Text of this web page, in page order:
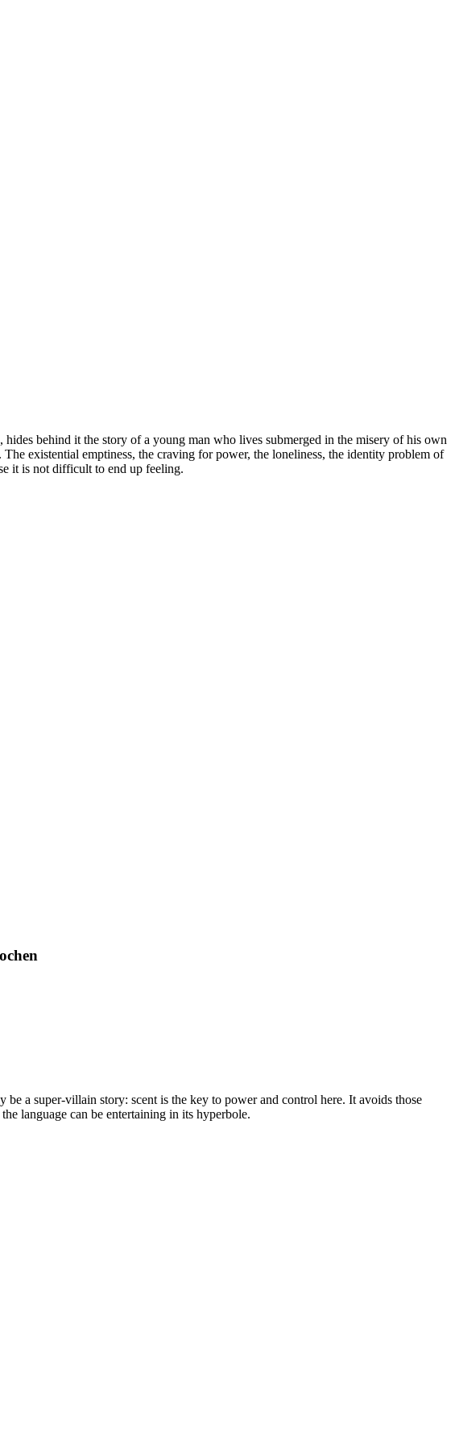
behind it the story of a young man who lives submerged in the misery of his own
existential emptiness, the craving for power, the loneliness, the identity problem of
it is not difficult to end up feeling.
a super-villain story: scent is the key to power and control here. It avoids those
language can be entertaining in its hyperbole.